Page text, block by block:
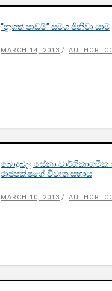
‘‘නූගත් පාඩම්’’ සමග ජිනීවා යාම
MARCH 14, 2013 AUTHOR:
බොදුබල සේනා
රාජපක්ෂගේ විවෘත සහාය
MARCH 10, 2013 AUTHOR: